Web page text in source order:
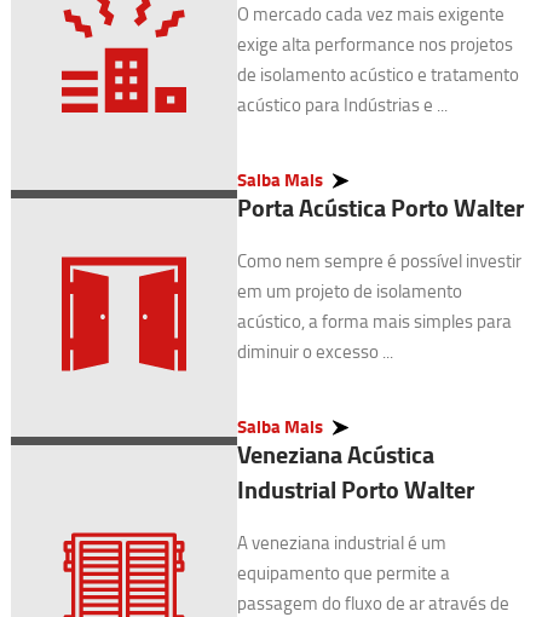
O mercado cada vez mais exigente
exige alta performance nos projetos
de isolamento acústico e tratamento
acústico para Indústrias e ...
Saiba Mais
Porta Acústica Porto Walter
Como nem sempre é possível investir
em um projeto de isolamento
acústico, a forma mais simples para
diminuir o excesso ...
Saiba Mais
Veneziana Acústica
Industrial Porto Walter
A veneziana industrial é um
equipamento que permite a
passagem do fluxo de ar através de